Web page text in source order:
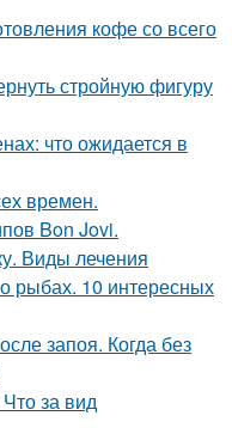
кофе со всего
стройную фигуру
что ожидается в
времен.
Bon Jovi.
Виды лечения
рыбах. 10 интересных
запоя. Когда без
за вид